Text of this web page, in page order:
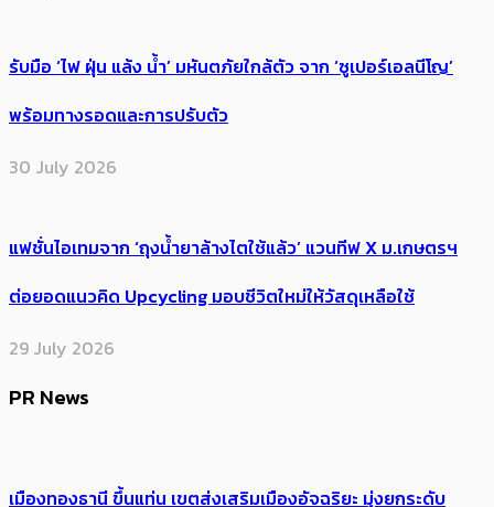
รับมือ ‘ไฟ ฝุ่น แล้ง น้ำ’ มหันตภัยใกล้ตัว จาก ‘ซูเปอร์เอลนีโญ’
พร้อมทางรอดและการปรับตัว
30 July 2026
แฟชั่นไอเทมจาก ‘ถุงน้ำยาล้างไตใช้แล้ว’ แวนทีฟ X ม.เกษตรฯ
ต่อยอดแนวคิด Upcycling มอบชีวิตใหม่ให้วัสดุเหลือใช้
29 July 2026
PR News
เมืองทองธานี ขึ้นแท่น เขตส่งเสริมเมืองอัจฉริยะ มุ่งยกระดับ